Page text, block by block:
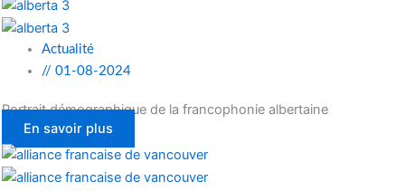
Actualité
// 01-08-2024
Portrait démographique de la francophonie albertaine
En savoir plus